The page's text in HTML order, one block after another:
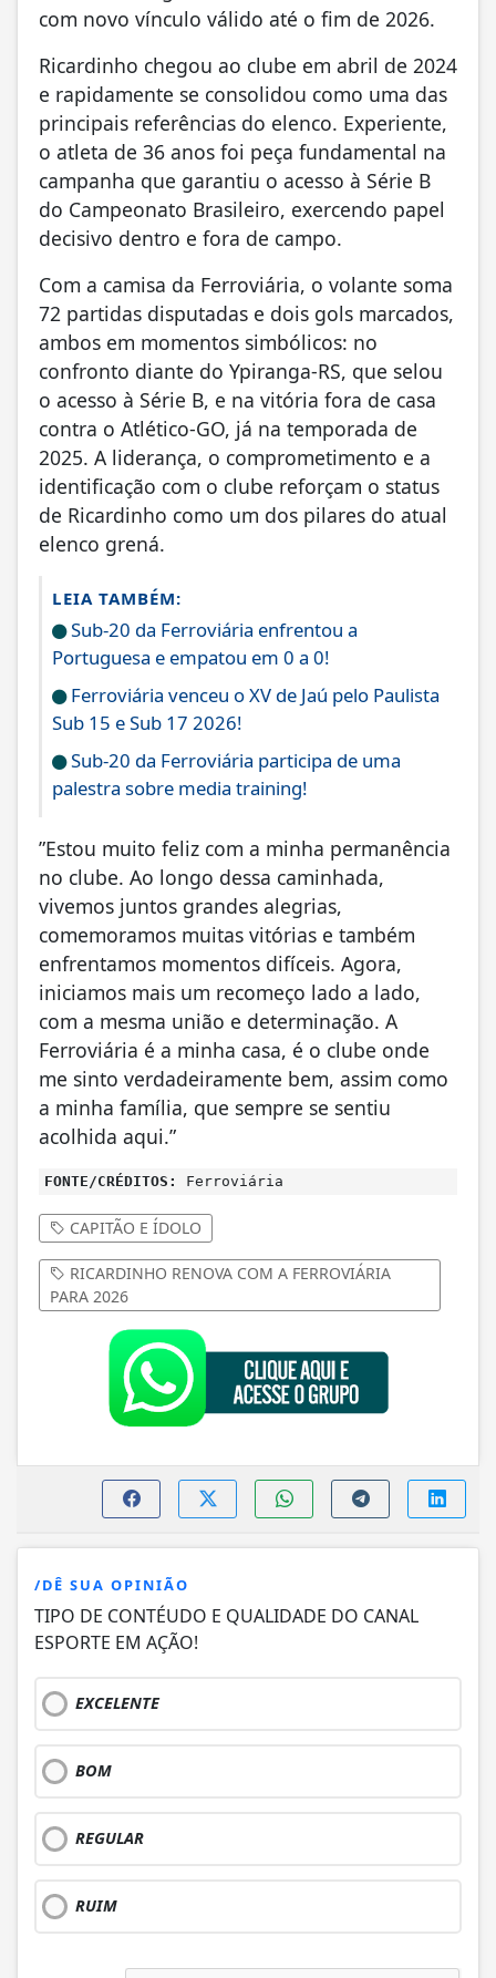
com novo vínculo válido até o fim de 2026.
Ricardinho chegou ao clube em abril de 2024
e rapidamente se consolidou como uma das
principais referências do elenco. Experiente,
o atleta de 36 anos foi peça fundamental na
campanha que garantiu o acesso à Série B
do Campeonato Brasileiro, exercendo papel
decisivo dentro e fora de campo.
Com a camisa da Ferroviária, o volante soma
72 partidas disputadas e dois gols marcados,
ambos em momentos simbólicos: no
confronto diante do Ypiranga-RS, que selou
o acesso à Série B, e na vitória fora de casa
contra o Atlético-GO, já na temporada de
2025. A liderança, o comprometimento e a
identificação com o clube reforçam o status
de Ricardinho como um dos pilares do atual
elenco grená.
LEIA TAMBÉM:
Sub-20 da Ferroviária enfrentou a
Portuguesa e empatou em 0 a 0!
Ferroviária venceu o XV de Jaú pelo Paulista
Sub 15 e Sub 17 2026!
Sub-20 da Ferroviária participa de uma
palestra sobre media training!
”Estou muito feliz com a minha permanência
no clube. Ao longo dessa caminhada,
vivemos juntos grandes alegrias,
comemoramos muitas vitórias e também
enfrentamos momentos difíceis. Agora,
iniciamos mais um recomeço lado a lado,
com a mesma união e determinação. A
Ferroviária é a minha casa, é o clube onde
me sinto verdadeiramente bem, assim como
a minha família, que sempre se sentiu
acolhida aqui.”
FONTE/CRÉDITOS: Ferroviária
CAPITÃO E ÍDOLO
RICARDINHO RENOVA COM A FERROVIÁRIA
PARA 2026
/DÊ SUA OPINIÃO
TIPO DE CONTÉUDO E QUALIDADE DO CANAL
ESPORTE EM AÇÃO!
EXCELENTE
BOM
REGULAR
RUIM